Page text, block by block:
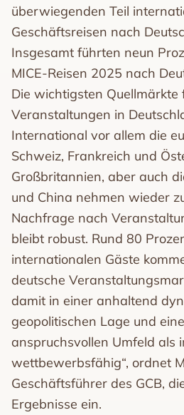
überwiegenden Teil
Geschäftsreisen nach
Insgesamt führten neun
MICE-Reisen 2025 nach
Die wichtigsten Quellmärkte
Veranstaltungen in
International vor allem die
Schweiz, Frankreich und
Großbritannien, aber auch
und China nehmen wieder
Nachfrage nach
bleibt robust. Rund 80
internationalen Gäste
deutsche
damit in einer anhaltend
geopolitischen Lage und
anspruchsvollen Umfeld als
wettbewerbsfähig“, ordnet
Geschäftsführer des GCB,
Ergebnisse ein.